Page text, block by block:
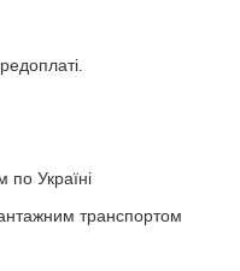
по Україні
транспортом